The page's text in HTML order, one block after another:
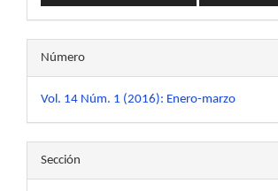
Número
Vol. 14 Núm. 1 (2016): Enero-marzo
Sección